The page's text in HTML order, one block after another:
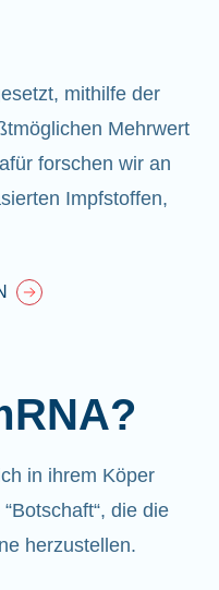
mithilfe der
Mehrwert
forschen wir an
Impfstoffen,
in ihrem Köper
die die
herzustellen.